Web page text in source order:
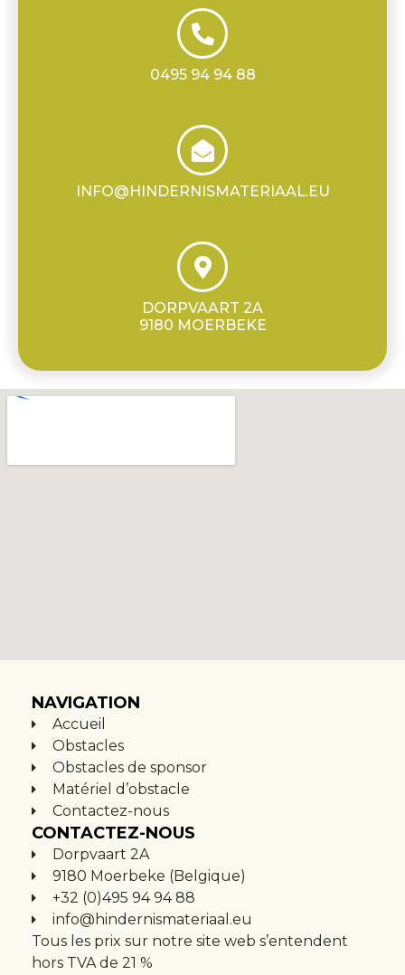
0495 94 94 88
INFO@HINDERNISMATERIAAL.EU
DORPVAART 2A
9180 MOERBEKE
NAVIGATION
Accueil
Obstacles
Obstacles de sponsor
Matériel d’obstacle
Contactez-nous
CONTACTEZ-NOUS
Dorpvaart 2A
9180 Moerbeke (Belgique)
+32 (0)495 94 94 88
info@hindernismateriaal.eu
Tous les prix sur notre site web s’entendent
hors TVA de 21 %